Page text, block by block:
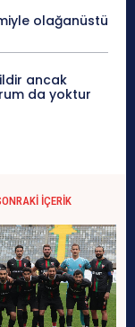
olağanüstü
ancak
da yoktur
İÇERIK